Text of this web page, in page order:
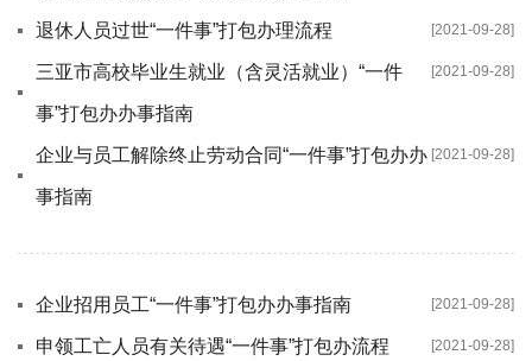
[2021-09-28]
退休人员过世“一件事”打包办理流程
[2021-09-28]
三亚市高校毕业生就业（含灵活就业）“一件
事”打包办办事指南
[2021-09-28]
企业与员工解除终止劳动合同“一件事”打包办办
事指南
[2021-09-28]
企业招用员工“一件事”打包办办事指南
[2021-09-28]
申领工亡人员有关待遇“一件事”打包办流程